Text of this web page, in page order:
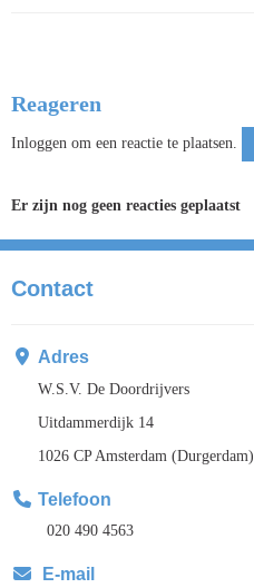
Reageren
Inloggen om een reactie te plaatsen.
Er zijn nog geen reacties geplaatst
Contact
Adres
W.S.V. De Doordrijvers
Uitdammerdijk 14
1026 CP Amsterdam (Durgerdam)
Telefoon
020 490 4563
E-mail